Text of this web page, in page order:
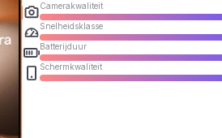
Camerakwaliteit
Snelheidsklasse
Batterijduur
Schermkwaliteit